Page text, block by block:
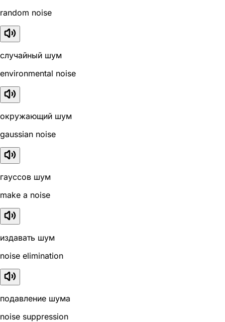
random noise
случайный шум
environmental noise
окружающий шум
gaussian noise
гауссов шум
make a noise
издавать шум
noise elimination
подавление шума
noise suppression